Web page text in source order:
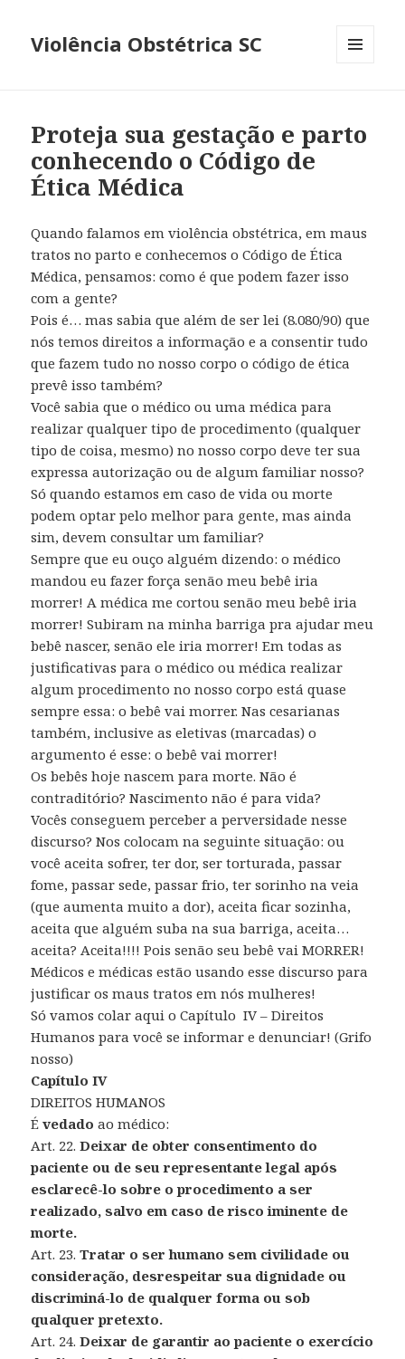
Violência Obstétrica SC
Proteja sua gestação e parto
conhecendo o Código de
Ética Médica
Quando falamos em violência obstétrica, em maus
tratos no parto e conhecemos o Código de Ética
Médica, pensamos: como é que podem fazer isso
com a gente?
Pois é… mas sabia que além de ser lei (8.080/90) que
nós temos direitos a informação e a consentir tudo
que fazem tudo no nosso corpo o código de ética
prevê isso também?
Você sabia que o médico ou uma médica para
realizar qualquer tipo de procedimento (qualquer
tipo de coisa, mesmo) no nosso corpo deve ter sua
expressa autorização ou de algum familiar nosso?
Só quando estamos em caso de vida ou morte
podem optar pelo melhor para gente, mas ainda
sim, devem consultar um familiar?
Sempre que eu ouço alguém dizendo: o médico
mandou eu fazer força senão meu bebê iria
morrer! A médica me cortou senão meu bebê iria
morrer! Subiram na minha barriga pra ajudar meu
bebê nascer, senão ele iria morrer! Em todas as
justificativas para o médico ou médica realizar
algum procedimento no nosso corpo está quase
sempre essa: o bebê vai morrer. Nas cesarianas
também, inclusive as eletivas (marcadas) o
argumento é esse: o bebê vai morrer!
Os bebês hoje nascem para morte. Não é
contraditório? Nascimento não é para vida?
Vocês conseguem perceber a perversidade nesse
discurso? Nos colocam na seguinte situação: ou
você aceita sofrer, ter dor, ser torturada, passar
fome, passar sede, passar frio, ter sorinho na veia
(que aumenta muito a dor), aceita ficar sozinha,
aceita que alguém suba na sua barriga, aceita…
aceita? Aceita!!!! Pois senão seu bebê vai MORRER!
Médicos e médicas estão usando esse discurso para
justificar os maus tratos em nós mulheres!
Só vamos colar aqui o Capítulo IV – Direitos
Humanos para você se informar e denunciar! (Grifo
nosso)
Capítulo IV
DIREITOS HUMANOS
Évedado ao médico:
Art. 22.Deixar de obter consentimento do
paciente ou de seu representante legal após
esclarecê-lo sobre o procedimento a ser
realizado, salvo em caso de risco iminente de
morte.
Art. 23.Tratar o ser humano sem civilidade ou
consideração, desrespeitar sua dignidade ou
discriminá-lo de qualquer forma ou sob
qualquer pretexto.
Art. 24.Deixar de garantir ao paciente o exercício